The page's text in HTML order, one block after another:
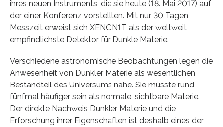
ihres neuen Instruments, die sie heute (18. Mai 2017) auf
der einer Konferenz vorstellten. Mit nur 30 Tagen
Messzeit erweist sich XENON1T als der weltweit
empfindlichste Detektor für Dunkle Materie.
Verschiedene astronomische Beobachtungen legen die
Anwesenheit von Dunkler Materie als wesentlichen
Bestandteil des Universums nahe. Sie müsste rund
fünfmal häufiger sein als normale, sichtbare Materie.
Der direkte Nachweis Dunkler Materie und die
Erforschung ihrer Eigenschaften ist deshalb eines der